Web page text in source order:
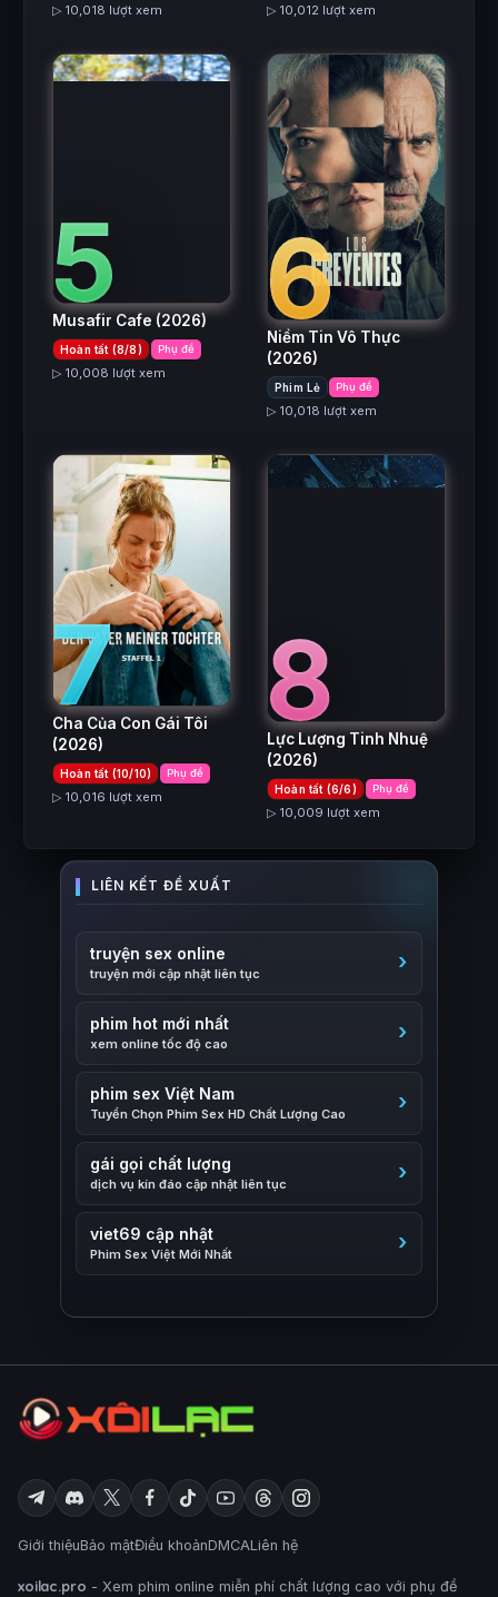
▷ 10,018 lượt xem ▷ 10,012 lượt xem
5
Musafir Cafe (2026)
Hoàn tất (8/8) Phụ đề
▷ 10,008 lượt xem
6
Niềm Tin Vô Thực
(2026)
Phim Lẻ Phụ đề
▷ 10,018 lượt xem
7
Cha Của Con Gái Tôi
(2026)
Hoàn tất (10/10) Phụ đề
▷ 10,016 lượt xem
8
Lực Lượng Tinh Nhuệ
(2026)
Hoàn tất (6/6) Phụ đề
▷ 10,009 lượt xem
truyện sex online
truyện mới cập nhật liên tục
phim hot mới nhất
xem online tốc độ cao
phim sex Việt Nam
Tuyển Chọn Phim Sex HD Chất Lượng Cao
gái gọi chất lượng
dịch vụ kín đáo cập nhật liên tục
viet69 cập nhật
Phim Sex Việt Mới Nhất
Giới thiệuBảo mậtĐiều khoảnDMCALiên hệ
xoilac.pro - Xem phim online miễn phí chất lượng cao với phụ đề